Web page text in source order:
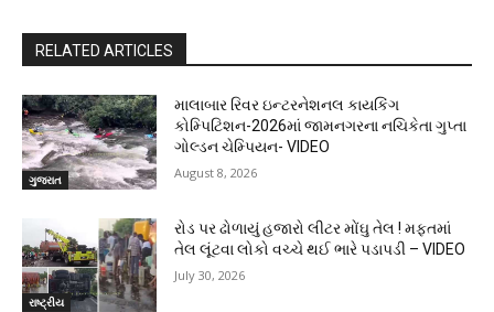
RELATED ARTICLES
ગુજરાત
માલાબાર રિવર ઇન્ટરનેશનલ કાયકિંગ
કોમ્પિટિશન-2026માં જામનગરના નચિકેતા ગુપ્તા
ગોલ્ડન ચેમ્પિયન- VIDEO
August 8, 2026
રાષ્ટ્રીય
રોડ પર ઢોળાયું હજારો લીટર મોંઘુ તેલ ! મફતમાં
તેલ લૂંટવા લોકો વચ્ચે થઈ ભારે પડાપડી – VIDEO
July 30, 2026